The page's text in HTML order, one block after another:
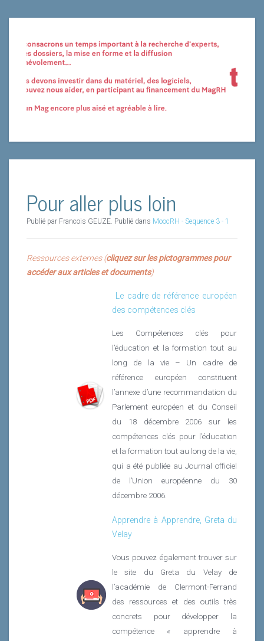
Pour aller plus loin
Publié par Francois GEUZE. Publié dans MoocRH - Sequence 3 - 1
Ressources externes (cliquez sur les pictogrammes pour
accéder aux articles et documents)
Le cadre de référence européen
des compétences clés
Les Compétences clés pour
l’éducation et la formation tout au
long de la vie – Un cadre de
référence européen constituent
l’annexe d’une recommandation du
Parlement européen et du Conseil
du 18 décembre 2006 sur les
compétences clés pour l’éducation
et la formation tout au long de la vie,
qui a été publiée au Journal officiel
de l’Union européenne du 30
décembre 2006.
Apprendre à Apprendre, Greta du
Velay
Vous pouvez également trouver sur
le site du Greta du Velay de
l’académie de Clermont-Ferrand
des ressources et des outils très
concrets pour développer la
compétence « apprendre à